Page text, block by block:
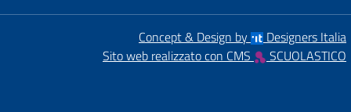
Concept & Design by
Designers Italia
Sito web realizzato con CMS
SCUOLASTICO